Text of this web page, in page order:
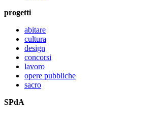
progetti
abitare
cultura
design
concorsi
lavoro
opere pubbliche
sacro
SPdA